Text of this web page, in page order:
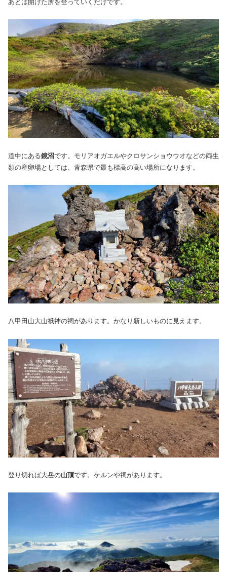
あとは開けた所を登っていくだけです。
道中にある鏡沼です。モリアオガエルやクロサンショウウオなどの両生
類の産卵場としては、青森県で最も標高の高い場所になります。
八甲田山大山祇神の祠があります。かなり新しいものに見えます。
登り切れば大岳の山頂です。ケルンや祠があります。